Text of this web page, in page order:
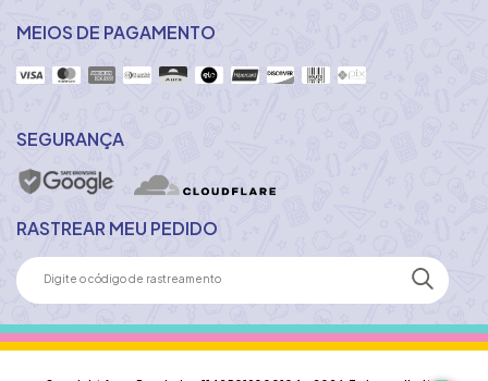
MEIOS DE PAGAMENTO
SEGURANÇA
RASTREAR MEU PEDIDO